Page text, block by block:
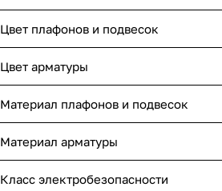
Цвет плафонов и подвесок
Цвет арматуры
Материал плафонов и подвесок
Материал арматуры
Класс электробезопасности